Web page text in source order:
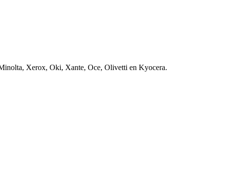
Xerox, Oki, Xante, Oce, Olivetti en Kyocera.